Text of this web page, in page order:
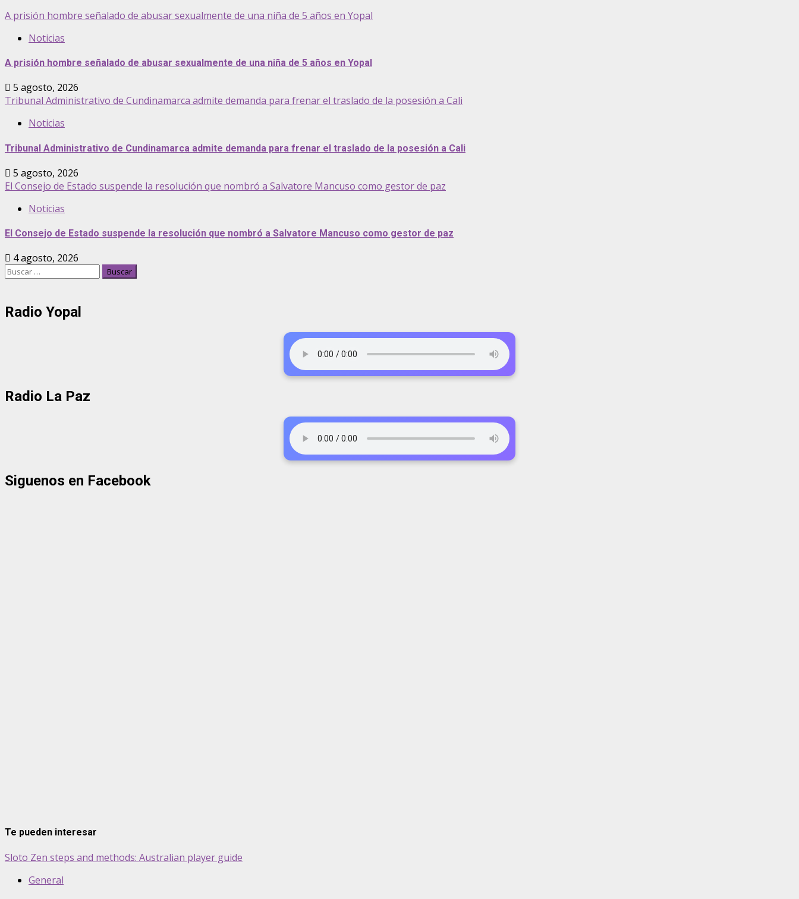
A prisión hombre señalado de abusar sexualmente de una niña de 5 años en Yopal
Noticias
A prisión hombre señalado de abusar sexualmente de una niña de 5 años en Yopal
5 agosto, 2026
Tribunal Administrativo de Cundinamarca admite demanda para frenar el traslado de la posesión a Cali
Noticias
Tribunal Administrativo de Cundinamarca admite demanda para frenar el traslado de la posesión a Cali
5 agosto, 2026
El Consejo de Estado suspende la resolución que nombró a Salvatore Mancuso como gestor de paz
Noticias
El Consejo de Estado suspende la resolución que nombró a Salvatore Mancuso como gestor de paz
4 agosto, 2026
Buscar:
Radio Yopal
Radio La Paz
Siguenos en Facebook
Te pueden interesar
Sloto Zen steps and methods: Australian player guide
General